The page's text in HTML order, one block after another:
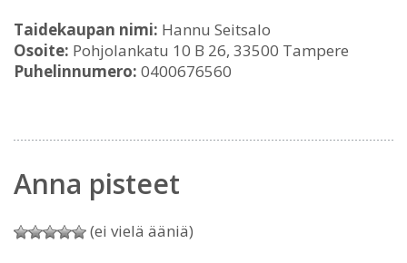
Taidekaupan nimi: Hannu Seitsalo
Osoite: Pohjolankatu 10 B 26, 33500 Tampere
Puhelinnumero: 0400676560
Anna pisteet
(ei vielä ääniä)